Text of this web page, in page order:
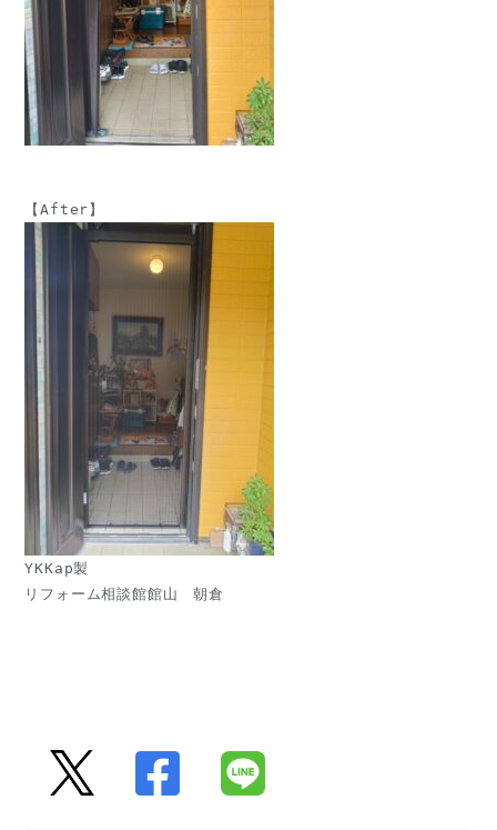
YKKap製
リフォーム相談館館山　朝倉